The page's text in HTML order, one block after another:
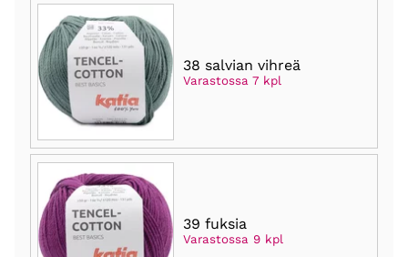
38 salvian vihreä
Varastossa 7 kpl
39 fuksia
Varastossa 9 kpl